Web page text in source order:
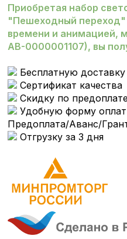
Приобретая набор
"Пешеходный
времени и
АВ-0000001107), вы
Бесплатную
Сертификат качества
Скидку по
Удобную форму
Предоплата/Аванс/
Отгрузку за 3 дня